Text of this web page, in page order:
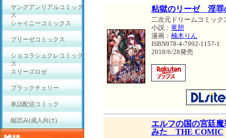
ヤングアンリアルコミック
ス
シャイニーコミックス
ブリーゼコミックス
ショコラシュクレコミック
ス
スリーズロゼ
ブラックチェリー
単話配信コミック
縦読み(成人向け)
粘獄のリーゼ 淫罪
二次元ドリームコミック
小説： 竜胆
漫画： 楠木りん
ISBN978-4-7992-1157-1
2018/6/28発売
エルフの国の宮廷
みた THE COMIC